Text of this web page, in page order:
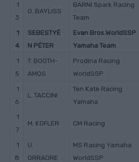
1
3
O. BAYLISS
BARNI Spark Racing
Team
1
4
SEBESTYÉ
N PÉTER
Evan Bros.WorldSSP
Yamaha Team
1
5
T. BOOTH-
AMOS
Prodina Racing
WorldSSP
1
6
L. TACCINI
Ten Kate Racing
Yamaha
1
7
M. KOFLER CM Racing
1
8
U.
ORRADRE
MS Racing Yamaha
WorldSSP